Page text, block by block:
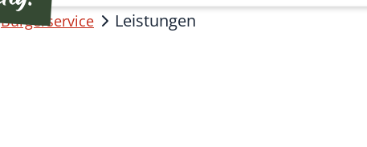
Bürgerservice Leistungen